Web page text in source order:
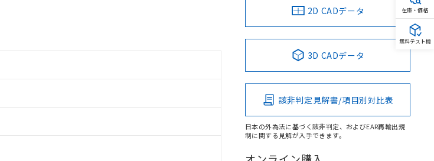
2D CADデータ
3D CADデータ
該非判定見解書/項目別対比表
日本の外為法に基づく該非判定、およびEAR再輸出規
制に関する見解が入手できます。
在庫・価格
無料テスト機